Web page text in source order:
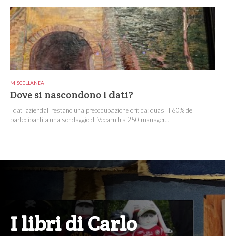
MISCELLANEA
Dove si nascondono i dati?
I dati aziendali restano una preoccupazione critica: quasi il 60% dei
partecipanti a una sondaggio di Veeam tra 250 manager...
I libri di Carlo